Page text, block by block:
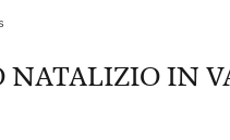
NATALIZIO IN